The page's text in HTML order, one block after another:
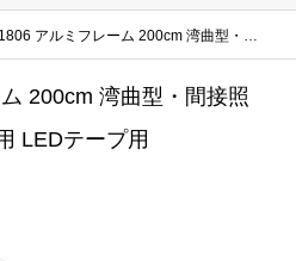
アルミフレーム 200cm 湾曲型・間接照明取付用 COBテープ用 LEDテープ用
200cm 湾曲型・間接照
LEDテープ用